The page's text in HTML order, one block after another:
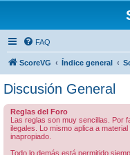
FAQ
ScoreVG Índice general
Discusión General
Reglas del Foro
Las reglas son muy sencillas. Por
ilegales. Lo mismo aplica a
inapropiado.
Todo lo demás está permitido